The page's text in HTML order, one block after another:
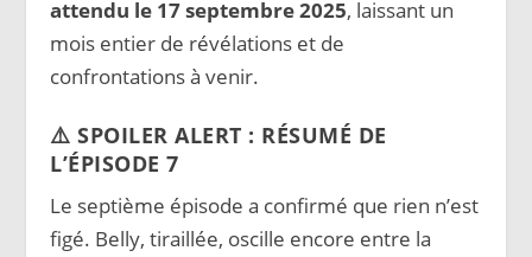
attendu le 17 septembre 2025, laissant un
mois entier de révélations et de
confrontations à venir.
⚠️ SPOILER ALERT : RÉSUMÉ DE
L’ÉPISODE 7
Le septième épisode a confirmé que rien n’est
figé. Belly, tiraillée, oscille encore entre la